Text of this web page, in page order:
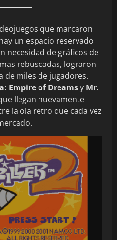
que marcaron
un espacio reservado
necesidad de gráficos de
rebuscadas, lograron
de miles de jugadores.
Empire of Dreamsy Mr.
llegan nuevamente
la ola retro que cada vez